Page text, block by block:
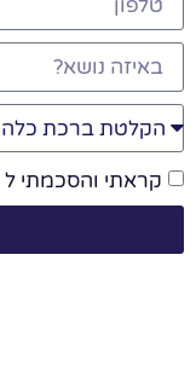
קראתי והסכמתי ל